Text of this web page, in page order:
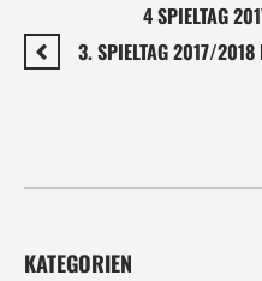
4 SPIELTAG
3. SPIELTAG 2017/2018
KATEGORIEN